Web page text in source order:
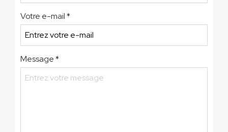
Votre e-mail*
Message*